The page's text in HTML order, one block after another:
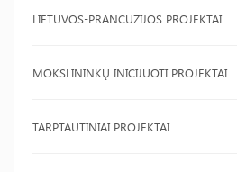
LIETUVOS-PRANCŪZIJOS PROJEKTAI
MOKSLININKŲ INICIJUOTI PROJEKTAI
TARPTAUTINIAI PROJEKTAI